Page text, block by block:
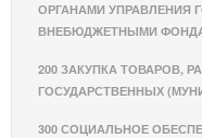
ОРГАНАМИ УПРАВЛЕНИЯ
ВНЕБЮДЖЕТНЫМИ
200 ЗАКУПКА ТОВАРОВ,
ГОСУДАРСТВЕННЫХ
300 СОЦИАЛЬНОЕ